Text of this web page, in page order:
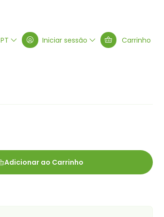
PT Iniciar sessão Carrinho
Adicionar ao Carrinho